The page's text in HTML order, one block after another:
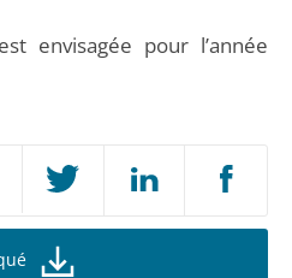
envisagée pour l’année